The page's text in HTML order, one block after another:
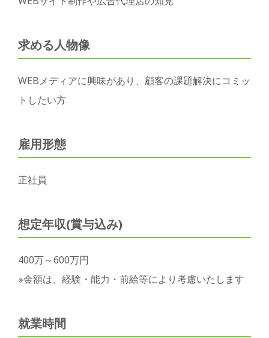
求める人物像
WEBメディアに興味があり、顧客の課題解決にコミッ
トしたい方
雇用形態
正社員
想定年収(賞与込み)
400万～600万円
※金額は、経験・能力・前給等により考慮いたします
就業時間